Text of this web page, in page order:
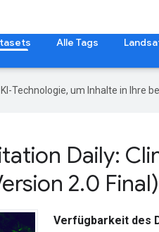
Alle Tags
Technologie, um Inhalte in Ihre
Daily:
2.0 Final)
Verfügbarkeit des